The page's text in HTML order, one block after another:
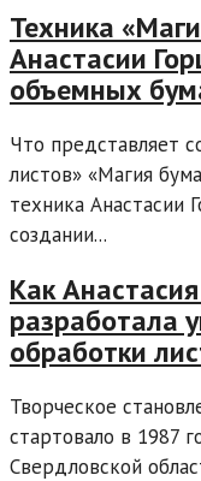
Техника
Анастасии
объемных
Что представляет
листов» «Магия
техника Анастасии
создании...
Как
разработала
обработки
Творческое
стартовало в 1987
Свердловской